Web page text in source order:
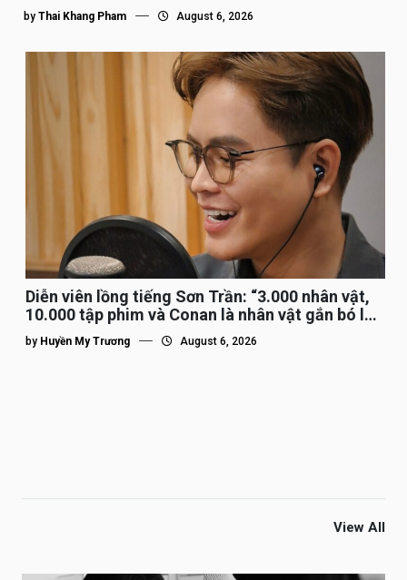
by Thai Khang Pham August 6, 2026
Diễn viên lồng tiếng Sơn Trần: “3.000 nhân vật,
10.000 tập phim và Conan là nhân vật gắn bó lâu
nhất”
by Huyền My Trương August 6, 2026
View All